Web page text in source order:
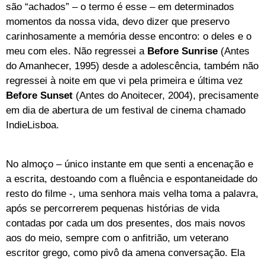
são “achados” – o termo é esse – em determinados
momentos da nossa vida, devo dizer que preservo
carinhosamente a memória desse encontro: o deles e o
meu com eles. Não regressei a Before Sunrise (Antes
do Amanhecer, 1995) desde a adolescência, também não
regressei à noite em que vi pela primeira e última vez
Before Sunset (Antes do Anoitecer, 2004), precisamente
em dia de abertura de um festival de cinema chamado
IndieLisboa.
No almoço – único instante em que senti a encenação e
a escrita, destoando com a fluência e espontaneidade do
resto do filme -, uma senhora mais velha toma a palavra,
após se percorrerem pequenas histórias de vida
contadas por cada um dos presentes, dos mais novos
aos do meio, sempre com o anfitrião, um veterano
escritor grego, como pivô da amena conversação. Ela